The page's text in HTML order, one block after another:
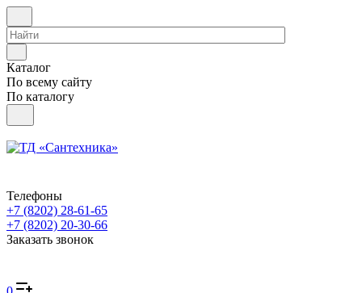
Каталог
По всему сайту
По каталогу
Телефоны
+7 (8202) 28‑61-65
+7 (8202) 20‑30-66
Заказать звонок